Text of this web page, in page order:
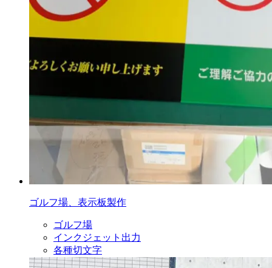
ゴルフ場、表示板製作
ゴルフ場
インクジェット出力
各種切文字